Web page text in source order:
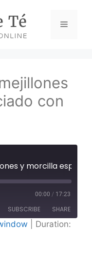
Menu
con
00:00 / 17:23
SUBSCRIBE SHARE
Duration: